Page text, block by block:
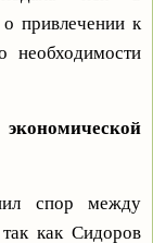
привлечении к
необходимости
спор между
как Сидоров